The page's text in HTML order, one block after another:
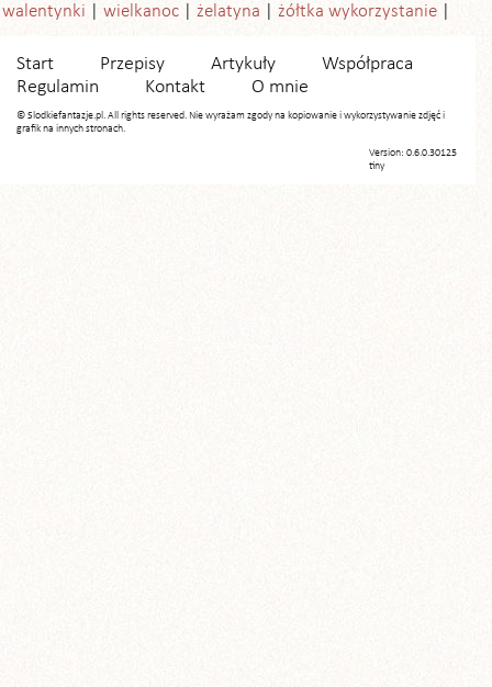
walentynki
wielkanoc żelatyna żółtka wykorzystanie
Start Przepisy Artykuły
Współpraca
Regulamin
Kontakt O mnie
© Slodkiefantazje.pl. All rights reserved. Nie wyrażam zgody na kopiowanie i wykorzystywanie zdjęć i
grafik na innych stronach.
Version: 0.6.0.30125
tiny